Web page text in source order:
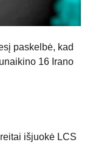
paskelbė, kad
16 Irano
išjuokė LCS